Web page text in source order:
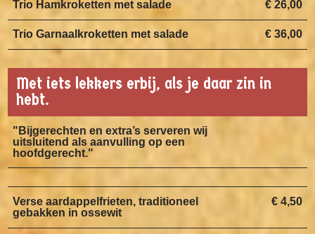
€ 26,00
Trio Hamkroketten met salade
€ 36,00
Trio Garnaalkroketten met salade
Met iets lekkers erbij, als je daar zin in
hebt.
"Bijgerechten en extra’s serveren wij
uitsluitend als aanvulling op een
hoofdgerecht."
€ 4,50
Verse aardappelfrieten, traditioneel
gebakken in ossewit